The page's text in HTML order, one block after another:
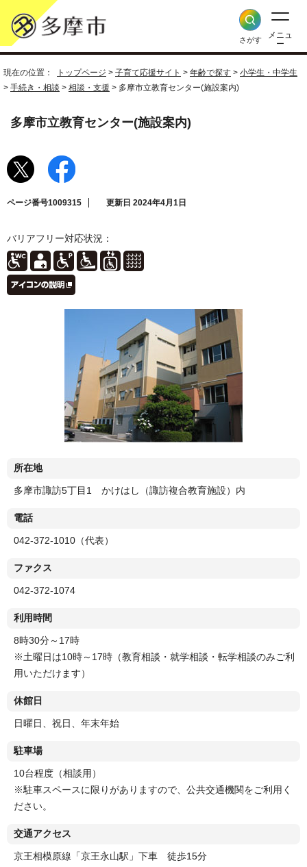
さがす
メニュ
ー
現在の位置： トップページ > 子育て応援サイト > 年齢で探す > 小学生・中学生
> 手続き・相談 > 相談・支援 > 多摩市立教育センター(施設案内)
多摩市立教育センター(施設案内)
ページ番号1009315 更新日 2024年4月1日
バリアフリー対応状況：
所在地
多摩市諏訪5丁目1 かけはし（諏訪複合教育施設）内
電話
042-372-1010（代表）
ファクス
042-372-1074
利用時間
8時30分～17時
※土曜日は10時～17時（教育相談・就学相談・転学相談のみご利
用いただけます）
休館日
日曜日、祝日、年末年始
駐車場
10台程度（相談用）
※駐車スペースに限りがありますので、公共交通機関をご利用く
ださい。
交通アクセス
京王相模原線「京王永山駅」下車 徒歩15分